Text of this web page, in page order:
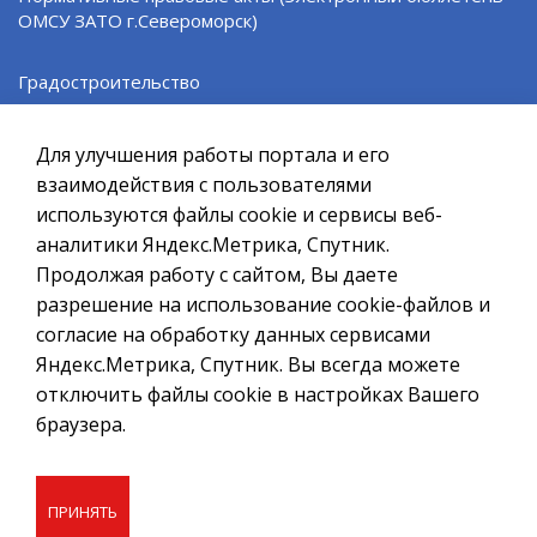
ОМСУ ЗАТО г.Североморск)
Градостроительство
Правила благоустройства территории муниципального
образования ЗАТО г. Североморск
Североморская ТИК
Организации ОМСУ
Информация контролирующих, надзорных и учетных
органов
Информация СМКУ "ЕДДС"
Официальный сайт ОМСУ муниципального
образования ЗАТО г.Североморск
При полном или частичном использовании материалов ссылка
на ресурс обязательна.
Если Вы обнаружили на странице ошибку, пожалуйста, выделите
курсором слово или фразу и нажмите сочетание клавиш
Ctrl+Enter
Политика в отношении обработки персональных данных
Создание сайта – Старт Икс
© 2010 - 2026
Для улучшения работы портала и его
взаимодействия с пользователями
используются файлы cookie и сервисы веб-
аналитики Яндекс.Метрика, Спутник.
Продолжая работу с сайтом, Вы даете
разрешение на использование cookie-файлов и
согласие на обработку данных сервисами
Яндекс.Метрика, Спутник. Вы всегда можете
отключить файлы cookie в настройках Вашего
браузера.
ПРИНЯТЬ